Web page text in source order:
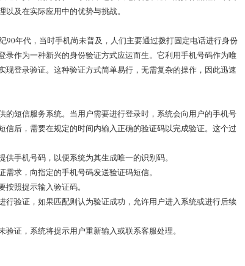
及在实际应用中的优势与挑战。
90年代，当时手机尚未普及，人们主要通过拨打固定电话进行身份
录作为一种新兴的身份验证方式应运而生。它利用手机号码作为唯
现登录验证。这种验证方式简单易行，无需复杂的操作，因此迅速
的短信服务系统。当用户需要进行登录时，系统会向用户的手机号
信后，需要在规定的时间内输入正确的验证码以完成验证。这个过
手机号码，以便系统为其生成唯一的识别码。
求，向指定的手机号码发送验证码短信。
照提示输入验证码。
行验证，如果匹配则认为验证成功，允许用户进入系统或进行后续
证，系统将提示用户重新输入或联系客服处理。